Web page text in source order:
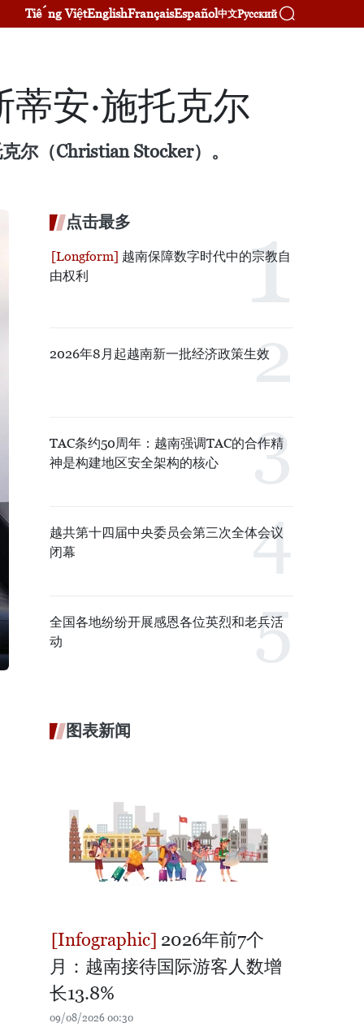
Tiếng ViệtEnglishFrançaisEspañol中文Русский
安·施托克尔
尔（Christian Stocker）。
点击最多
越南保障数字时代中的宗教自
由权利
2026年8月起越南新一批经济政策生效
TAC条约50周年：越南强调TAC的合作精
神是构建地区安全架构的核心
越共第十四届中央委员会第三次全体会议
闭幕
全国各地纷纷开展感恩各位英烈和老兵活
动
图表新闻
2026年前7个
月：越南接待国际游客人数增
长13.8%
09/08/2026 00:30